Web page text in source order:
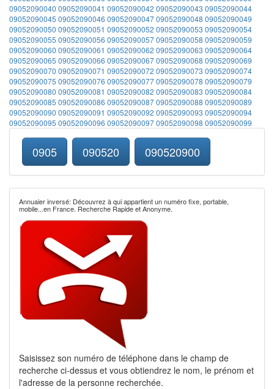
09052090040 09052090041 09052090042 09052090043 09052090044
09052090045 09052090046 0905209004709052090048 09052090049
09052090050 09052090051 09052090052 09052090053 09052090054
09052090055 09052090056 0905209005709052090058 09052090059
09052090060 09052090061 09052090062 09052090063 09052090064
09052090065 09052090066 0905209006709052090068 09052090069
09052090070 09052090071 09052090072 09052090073 09052090074
09052090075 09052090076 0905209007709052090078 09052090079
09052090080 09052090081 09052090082 09052090083 09052090084
09052090085 09052090086 0905209008709052090088 09052090089
09052090090 09052090091 09052090092 09052090093 09052090094
09052090095 09052090096 0905209009709052090098 09052090099
0905 090520 090520900
Annuaier inversé: Découvrez à qui appartient un numéro fixe, portable,
mobile...en France. Recherche Rapide et Anonyme.
Saisissez son numéro de téléphone dans le champ de
recherche ci-dessus et vous obtiendrez le nom, le prénom et
l'adresse de la personne recherchée.